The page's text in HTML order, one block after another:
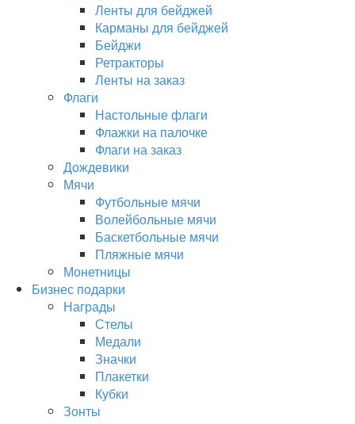
Ленты для бейджей
Карманы для бейджей
Бейджи
Ретракторы
Ленты на заказ
Флаги
Настольные флаги
Флажки на палочке
Флаги на заказ
Дождевики
Мячи
Футбольные мячи
Волейбольные мячи
Баскетбольные мячи
Пляжные мячи
Монетницы
Бизнес подарки
Награды
Стелы
Медали
Значки
Плакетки
Кубки
Зонты